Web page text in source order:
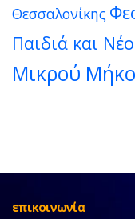
Θεσσαλονίκης
Παιδιά και
Μικρού
επικοινωνία